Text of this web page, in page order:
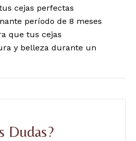
cejas perfectas
período de 8 meses
que tus cejas
y belleza durante un
Dudas?